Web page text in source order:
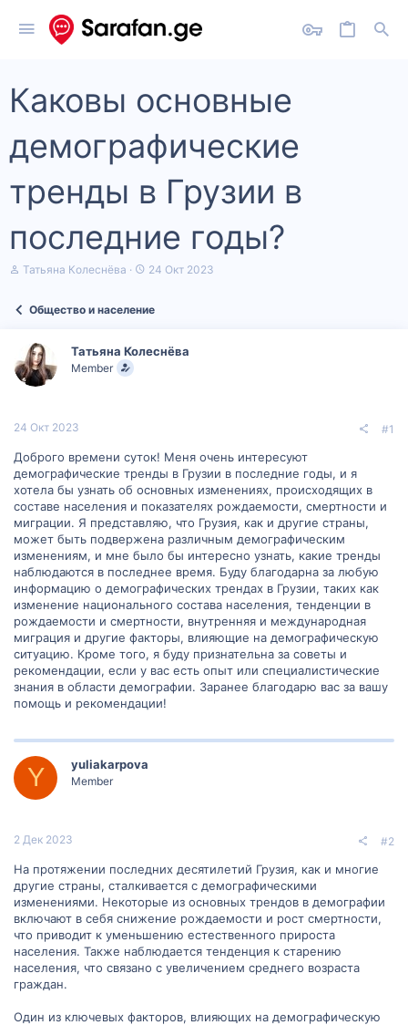
Каковы основные
демографические
тренды в Грузии в
последние годы?
А
е
м
ы
Татьяна Колеснёва
Д
а
ч
24 Окт 2023
Общество и население
Татьяна Колеснёва
Member
24 Окт 2023 #1
Доброго времени суток! Меня очень интересуют
демографические тренды в Грузии в последние годы, и я
хотела бы узнать об основных изменениях, происходящих в
составе населения и показателях рождаемости, смертности и
миграции. Я представляю, что Грузия, как и другие страны,
может быть подвержена различным демографическим
изменениям, и мне было бы интересно узнать, какие тренды
наблюдаются в последнее время. Буду благодарна за любую
информацию о демографических трендах в Грузии, таких как
изменение национального состава населения, тенденции в
рождаемости и смертности, внутренняя и международная
миграция и другие факторы, влияющие на демографическую
ситуацию. Кроме того, я буду признательна за советы и
рекомендации, если у вас есть опыт или специалистические
знания в области демографии. Заранее благодарю вас за вашу
помощь и рекомендации!
Y yuliakarpova
Member
2 Дек 2023 #2
На протяжении последних десятилетий Грузия, как и многие
другие страны, сталкивается с демографическими
изменениями. Некоторые из основных трендов в демографии
включают в себя снижение рождаемости и рост смертности,
что приводит к уменьшению естественного прироста
населения. Также наблюдается тенденция к старению
населения, что связано с увеличением среднего возраста
граждан.
Один из ключевых факторов, влияющих на демографическую